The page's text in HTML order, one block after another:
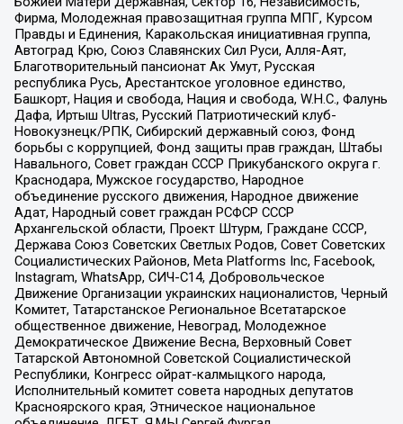
Фирма, Молодежная правозащитная группа МПГ, Курсом
Правды и Единения, Каракольская инициативная группа,
Автоград Крю, Союз Славянских Сил Руси, Алля-Аят,
Благотворительный пансионат Ак Умут, Русская
республика Русь, Арестантское уголовное единство,
Башкорт, Нация и свобода, Нация и свобода, W.H.С., Фалунь
Дафа, Иртыш Ultras, Русский Патриотический клуб-
Новокузнецк/РПК, Сибирский державный союз, Фонд
борьбы с коррупцией, Фонд защиты прав граждан, Штабы
Навального, Совет граждан СССР Прикубанского округа г.
Краснодара, Мужское государство, Народное
объединение русского движения, Народное движение
Адат, Народный совет граждан РСФСР СССР
Архангельской области, Проект Штурм, Граждане СССР,
Держава Союз Советских Светлых Родов, Совет Советских
Социалистических Районов, Meta Platforms Inc, Facebook,
Instagram, WhatsApp, СИЧ-С14, Добровольческое
Движение Организации украинских националистов, Черный
Комитет, Татарстанское Региональное Всетатарское
общественное движение, Невоград, Молодежное
Демократическое Движение Весна, Верховный Совет
Татарской Автономной Советской Социалистической
Республики, Конгресс ойрат-калмыцкого народа,
Исполнительный комитет совета народных депутатов
Красноярского края, Этническое национальное